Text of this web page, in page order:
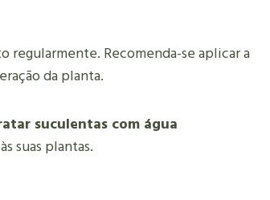
regularmente. Recomenda-se aplicar a
da planta.
suculentas com água
suas plantas.